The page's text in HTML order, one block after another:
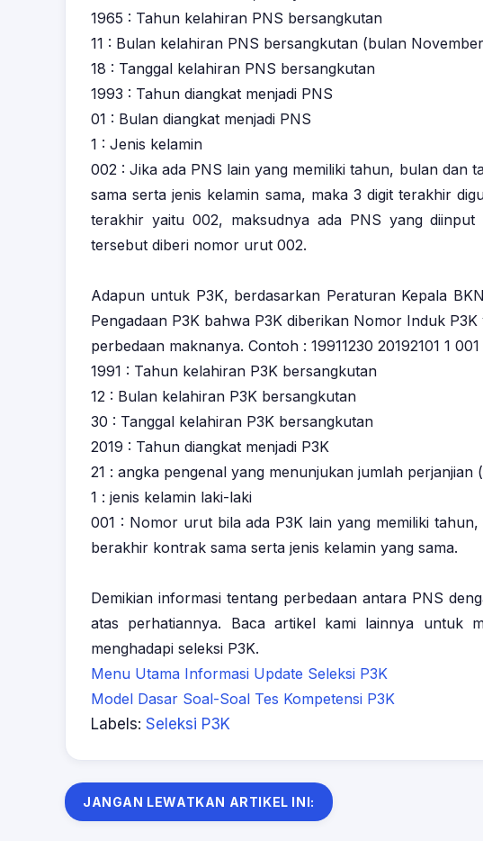
1965 : Tahun kelahiran PNS bersangkutan
11 : Bulan kelahiran PNS bersangkutan (bulan
18 : Tanggal kelahiran PNS bersangkutan
1993 : Tahun diangkat menjadi PNS
01 : Bulan diangkat menjadi PNS
1 : Jenis kelamin
002 : Jika ada PNS lain yang memiliki tahun, bulan dan
sama serta jenis kelamin sama, maka 3 digit terakhir
terakhir yaitu 002, maksudnya ada PNS yang diinput
tersebut diberi nomor urut 002.
Adapun untuk P3K, berdasarkan Peraturan Kepala
Pengadaan P3K bahwa P3K diberikan Nomor Induk
perbedaan maknanya. Contoh : 19911230 20192101 1
1991 : Tahun kelahiran P3K bersangkutan
12 : Bulan kelahiran P3K bersangkutan
30 : Tanggal kelahiran P3K bersangkutan
2019 : Tahun diangkat menjadi P3K
21 : angka pengenal yang menunjukan jumlah perjanjian
1 : jenis kelamin laki-laki
001 : Nomor urut bila ada P3K lain yang memiliki
berakhir kontrak sama serta jenis kelamin yang sama.
Demikian informasi tentang perbedaan antara PNS
atas perhatiannya. Baca artikel kami lainnya untuk
menghadapi seleksi P3K.
Menu Utama Informasi Update Seleksi P3K
Model Dasar Soal-Soal Tes Kompetensi P3K
Labels: Seleksi P3K
JANGAN LEWATKAN ARTIKEL INI: